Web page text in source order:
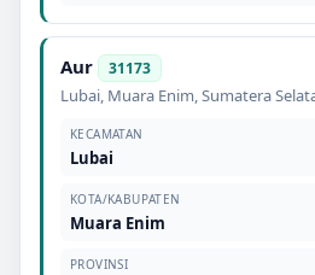
Aur 31173
Lubai, Muara Enim,Sumatera
KECAMATAN
Lubai
KOTA/KABUPATEN
Muara Enim
PROVINSI